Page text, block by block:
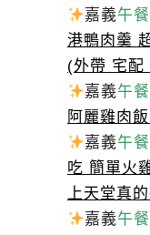
嘉義午餐
港鴨肉羹
(外帶 宅配
嘉義午餐
阿麗雞肉
嘉義午餐
吃 簡單火
上天堂真
嘉義午餐